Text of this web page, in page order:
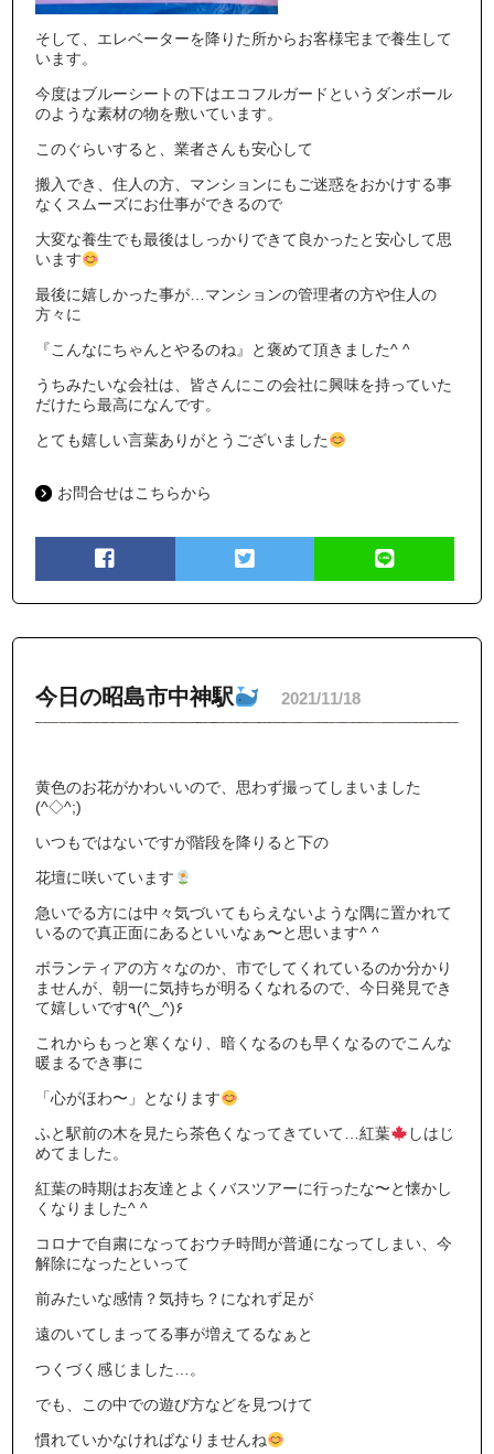
そして、エレベーターを降りた所からお客様宅まで養生して
います。
今度はブルーシートの下はエコフルガードというダンボール
のような素材の物を敷いています。
このぐらいすると、業者さんも安心して
搬入でき、住人の方、マンションにもご迷惑をおかけする事
なくスムーズにお仕事ができるので
大変な養生でも最後はしっかりできて良かったと安心して思
います
最後に嬉しかった事が…マンションの管理者の方や住人の
方々に
『こんなにちゃんとやるのね』と褒めて頂きました^ ^
うちみたいな会社は、皆さんにこの会社に興味を持っていた
だけたら最高になんです。
とても嬉しい言葉ありがとうございました
お問合せはこちらから
今日の昭島市中神駅 2021/11/18
黄色のお花がかわいいので、思わず撮ってしまいました
(^◇^;)
いつもではないですが階段を降りると下の
花壇に咲いています
急いでる方には中々気づいてもらえないような隅に置かれて
いるので真正面にあるといいなぁ〜と思います^ ^
ボランティアの方々なのか、市でしてくれているのか分かり
ませんが、朝一に気持ちが明るくなれるので、今日発見でき
て嬉しいです٩(^‿^)۶
これからもっと寒くなり、暗くなるのも早くなるのでこんな
暖まるでき事に
「心がほわ〜」となります
ふと駅前の木を見たら茶色くなってきていて…紅葉
しはじ
めてました。
紅葉の時期はお友達とよくバスツアーに行ったな〜と懐かし
くなりました^ ^
コロナで自粛になっておウチ時間が普通になってしまい、今
解除になったといって
前みたいな感情？気持ち？になれず足が
遠のいてしまってる事が増えてるなぁと
つくづく感じました…。
でも、この中での遊び方などを見つけて
慣れていかなければなりませんね